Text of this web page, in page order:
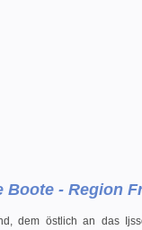
Boote - Region
dem östlich an das